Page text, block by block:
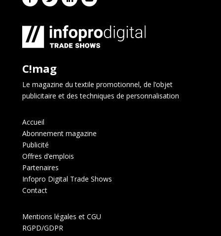
C!mag
Le magazine du textile promotionnel, de l’objet
publicitaire et des techniques de personnalisation
Accueil
Abonnement magazine
Publicité
Offres d’emplois
Partenaires
Infopro Digital Trade Shows
Contact
Mentions légales et CGU
RGPD/GDPR